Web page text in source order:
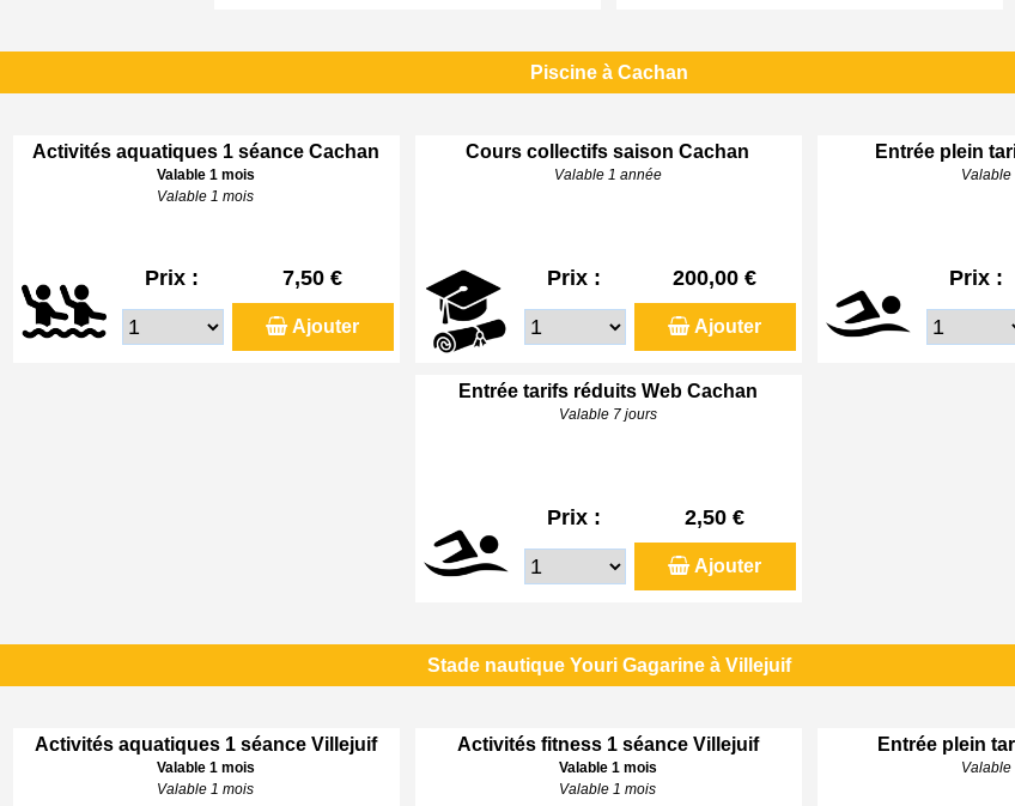
Piscine à Cachan
Activités aquatiques 1 séance Cachan
Valable 1 mois
Valable 1 mois
Prix : 7,50 €
Ajouter
Cours collectifs saison Cachan
Valable 1 année
Prix : 200,00 €
Ajouter
Entrée plein
Valable
Prix :
Entrée tarifs réduits Web Cachan
Valable 7 jours
Prix : 2,50 €
Ajouter
Stade nautique Youri Gagarine à Villejuif
Activités aquatiques 1 séance Villejuif
Valable 1 mois
Valable 1 mois
Activités fitness 1 séance Villejuif
Valable 1 mois
Valable 1 mois
Entrée plein
Valable